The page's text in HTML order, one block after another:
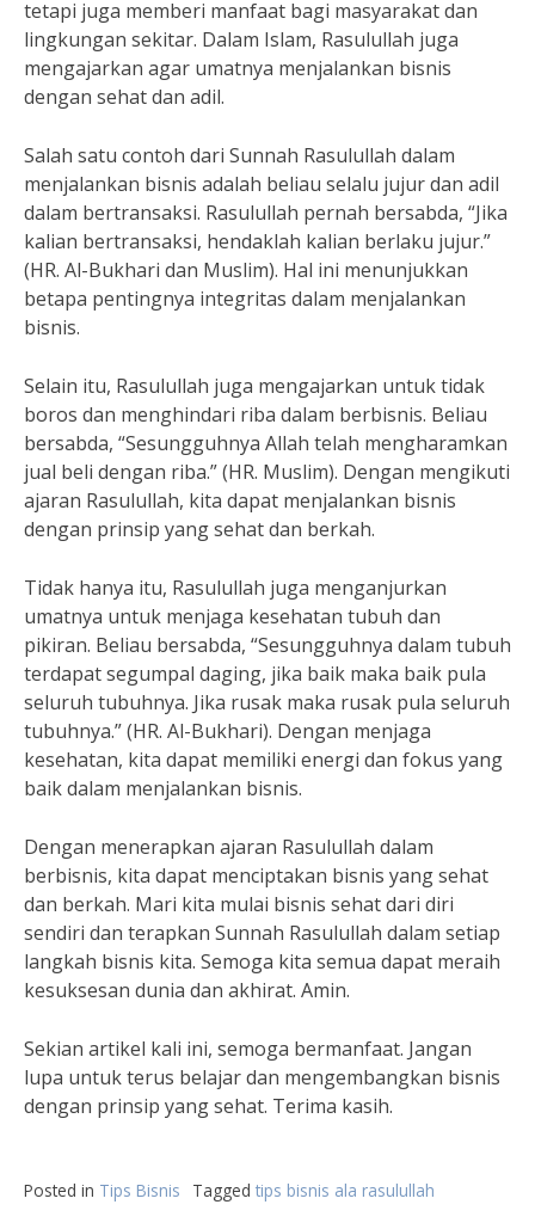
tetapi juga memberi manfaat bagi masyarakat dan
lingkungan sekitar. Dalam Islam, Rasulullah juga
mengajarkan agar umatnya menjalankan bisnis
dengan sehat dan adil.
Salah satu contoh dari Sunnah Rasulullah dalam
menjalankan bisnis adalah beliau selalu jujur dan adil
dalam bertransaksi. Rasulullah pernah bersabda, “Jika
kalian bertransaksi, hendaklah kalian berlaku jujur.”
(HR. Al-Bukhari dan Muslim). Hal ini menunjukkan
betapa pentingnya integritas dalam menjalankan
bisnis.
Selain itu, Rasulullah juga mengajarkan untuk tidak
boros dan menghindari riba dalam berbisnis. Beliau
bersabda, “Sesungguhnya Allah telah mengharamkan
jual beli dengan riba.” (HR. Muslim). Dengan mengikuti
ajaran Rasulullah, kita dapat menjalankan bisnis
dengan prinsip yang sehat dan berkah.
Tidak hanya itu, Rasulullah juga menganjurkan
umatnya untuk menjaga kesehatan tubuh dan
pikiran. Beliau bersabda, “Sesungguhnya dalam tubuh
terdapat segumpal daging, jika baik maka baik pula
seluruh tubuhnya. Jika rusak maka rusak pula seluruh
tubuhnya.” (HR. Al-Bukhari). Dengan menjaga
kesehatan, kita dapat memiliki energi dan fokus yang
baik dalam menjalankan bisnis.
Dengan menerapkan ajaran Rasulullah dalam
berbisnis, kita dapat menciptakan bisnis yang sehat
dan berkah. Mari kita mulai bisnis sehat dari diri
sendiri dan terapkan Sunnah Rasulullah dalam setiap
langkah bisnis kita. Semoga kita semua dapat meraih
kesuksesan dunia dan akhirat. Amin.
Sekian artikel kali ini, semoga bermanfaat. Jangan
lupa untuk terus belajar dan mengembangkan bisnis
dengan prinsip yang sehat. Terima kasih.
Posted in Tips Bisnis Tagged tips bisnis ala rasulullah